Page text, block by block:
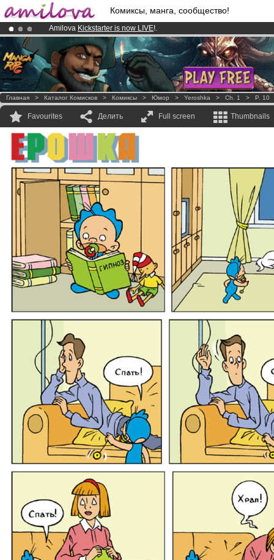
Комиксы, манга, сообщество!
Amilova Kickstarter is now LIVE!.
Already 100000membersand 1000comics & mangas!.
Premium membership from3.95 euros per month !Get membership
Главная > Каталог Комисков > Комиксы > Юмор > Yeroshka > Ch. 1 > P. 10
Favourites Делить Full screen Thumbnails